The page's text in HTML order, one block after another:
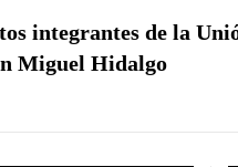
integrantes de la
Miguel Hidalgo